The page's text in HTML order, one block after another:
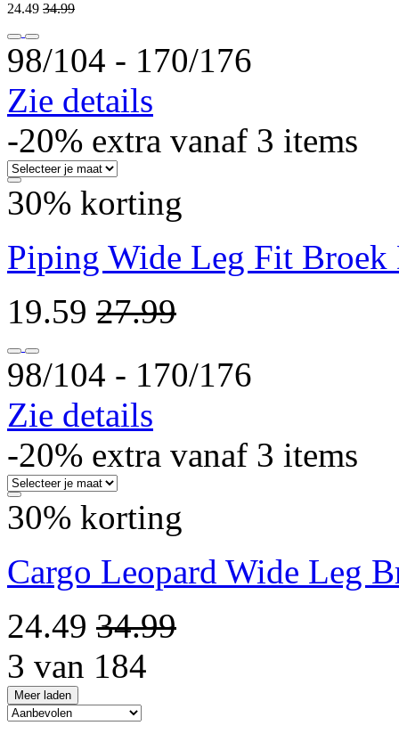
24.49 34.99
98/104 ‐ 170/176
Zie details
-20% extra vanaf 3 items
30% korting
Piping Wide Leg Fit Broek
19.59 27.99
98/104 ‐ 170/176
Zie details
-20% extra vanaf 3 items
30% korting
Cargo Leopard Wide Leg
24.49 34.99
3 van 184
Meer laden